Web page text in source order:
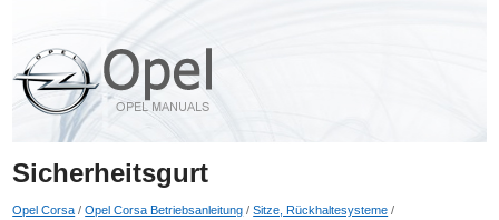
Sicherheitsgurt
Opel Corsa /Opel Corsa Betriebsanleitung /Sitze, Rückhaltesysteme /